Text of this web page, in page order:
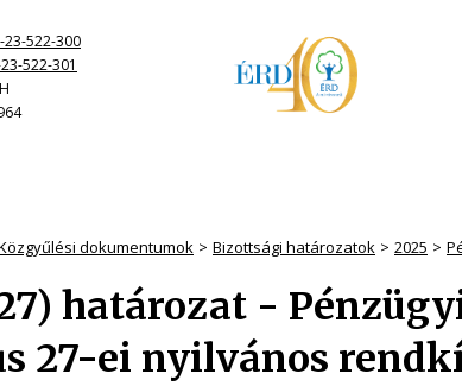
23-522-300
522-301
dokumentumok Bizottsági határozatok 2025
határozat -
27-ei nyilvános